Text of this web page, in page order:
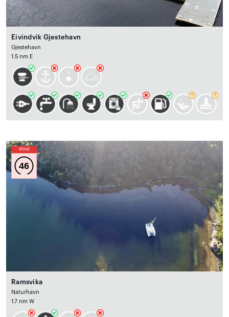
Eivindvik Gjestehavn
Gjestehavn
1.5 nm E
Wind
46
Ramsvika
Naturhavn
1.7 nm W